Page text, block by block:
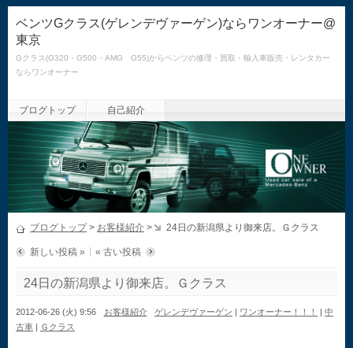
ベンツGクラス(ゲレンデヴァーゲン)ならワンオーナー@
東京
Gクラス(G320・G500・AMG G55)からベンツの修理・買取・輸入車販売・レンタカー
ならワンオーナー
ブログトップ 自己紹介
ブログトップ> お客様紹介 > 24日の新潟県より御来店。Ｇクラス
新しい投稿 » « 古い投稿
24日の新潟県より御来店。Ｇクラス
2012-06-26 (火) 9:56 お客様紹介 ゲレンデヴァーゲン | ワンオーナー！！！ |中
古車 | Ｇクラス